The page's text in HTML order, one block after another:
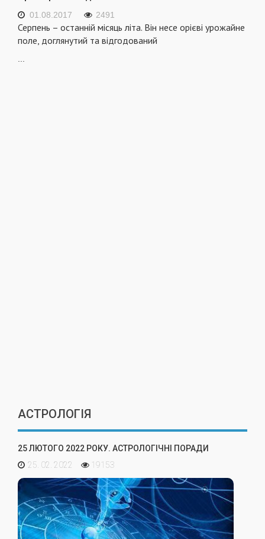
01.08.2017 2491
Серпень – останній місяць літа. Він несе орієві урожайне
поле, доглянутий та відгодований
АСТРОЛОГІЯ
25 ЛЮТОГО 2022 РОКУ. АСТРОЛОГІЧНІ ПОРАДИ
25. 02. 2022
19153